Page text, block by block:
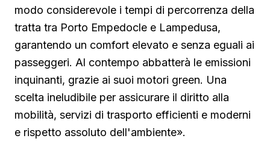
modo considerevole i tempi di percorrenza della
tratta tra Porto Empedocle e Lampedusa,
garantendo un comfort elevato e senza eguali ai
passeggeri. Al contempo abbatterà le emissioni
inquinanti, grazie ai suoi motori green. Una
scelta ineludibile per assicurare il diritto alla
mobilità, servizi di trasporto efficienti e moderni
e rispetto assoluto dell'ambiente».